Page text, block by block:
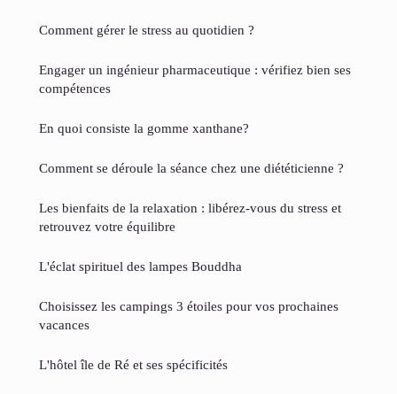
Comment gérer le stress au quotidien ?
Engager un ingénieur pharmaceutique : vérifiez bien ses
compétences
En quoi consiste la gomme xanthane?
Comment se déroule la séance chez une diététicienne ?
Les bienfaits de la relaxation : libérez-vous du stress et
retrouvez votre équilibre
L'éclat spirituel des lampes Bouddha
Choisissez les campings 3 étoiles pour vos prochaines
vacances
L'hôtel île de Ré et ses spécificités